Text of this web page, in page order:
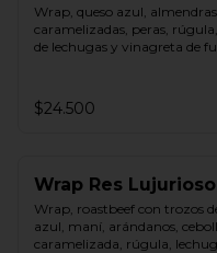
Wrap, queso azul, almendras
caramelizadas, peras,
de lechugas y vinagreta de
$24.500
Wrap Res Lujurioso
Wrap, roastbeef con trozos
azul, maní, arándanos,
caramelizada, rúgula,